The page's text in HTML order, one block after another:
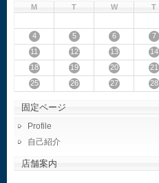
M
T W T
4
5 6 7
11
12 13 14
18
19 20 21
25
26 27 28
固定ページ
Profile
自己紹介
店舗案内